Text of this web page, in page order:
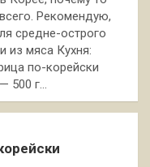
Рекомендую,
средне-острого
из мяса Кухня:
по-корейски
500 г…